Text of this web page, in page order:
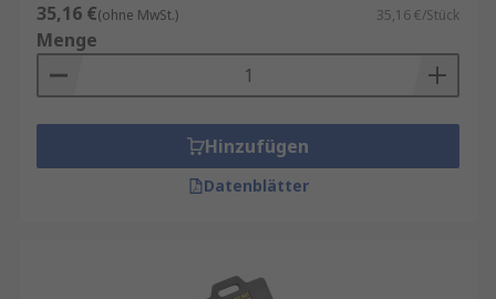
35,16 €(ohne MwSt.) 35,16 €/Stück
Menge
Hinzufügen
Datenblätter